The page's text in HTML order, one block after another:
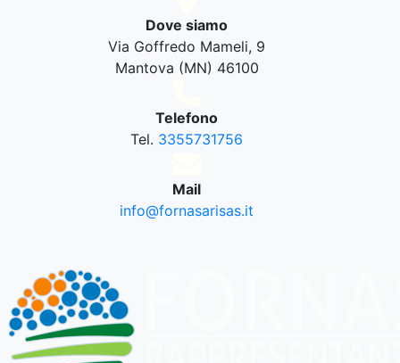
Dove siamo
Via Goffredo Mameli, 9
Mantova (MN) 46100
Telefono
Tel. 3355731756
Mail
info@fornasarisas.it